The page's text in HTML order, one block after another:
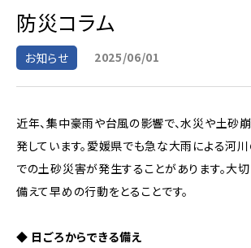
防災コラム
お知らせ 2025/06/01
近年、集中豪雨や台風の影響で、水災や土砂
発しています。愛媛県でも急な大雨による河
での土砂災害が発生することがあります。大切
備えて早めの行動をとることです。
◆ 日ごろからできる備え